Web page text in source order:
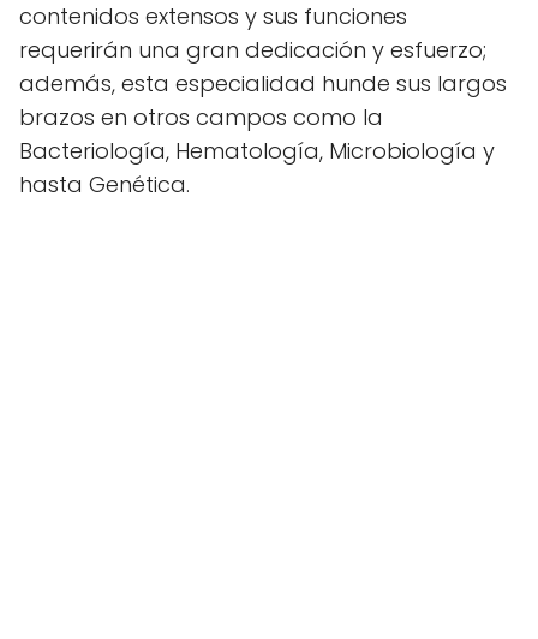
contenidos extensos y sus funciones
requerirán una gran dedicación y esfuerzo;
además, esta especialidad hunde sus largos
brazos en otros campos como la
Bacteriología, Hematología, Microbiología y
hasta Genética.